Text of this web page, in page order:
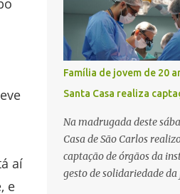
aí
e
Controle Operacional
concessionária Eixo SP, o
devido a uma falha
cobrança. Dinâmica do
com o relato do motorista
(modelo M. Benz/
pista de cobrança
cancela eletrônica não
automática, o que o
veículo. Um caminhão
Família de jovem de 20
Santa Casa realiza
Na madrugada deste
Casa de São Carlos
captação de órgãos da
gesto de solidariedade da